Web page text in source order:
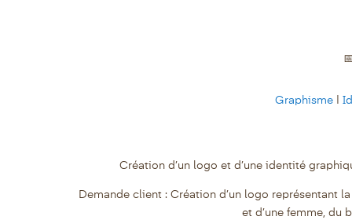
Graphisme|
Création d’un logo et d’une identité
Demande client : Création d’un logo représentant
et d’une femme, du